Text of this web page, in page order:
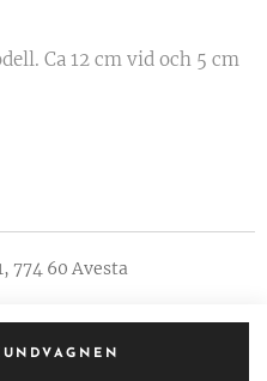
Ca 12 cm vid och 5 cm
774 60 Avesta